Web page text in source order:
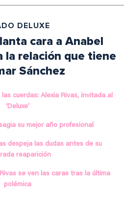
DELUXE
cara a Anabel
la relación que tiene
Sánchez
cuerdas: Alexia Rivas, invitada al
‘Deluxe’
su mejor año profesional
despeja las dudas antes de su
reaparición
se ven las caras tras la última
polémica